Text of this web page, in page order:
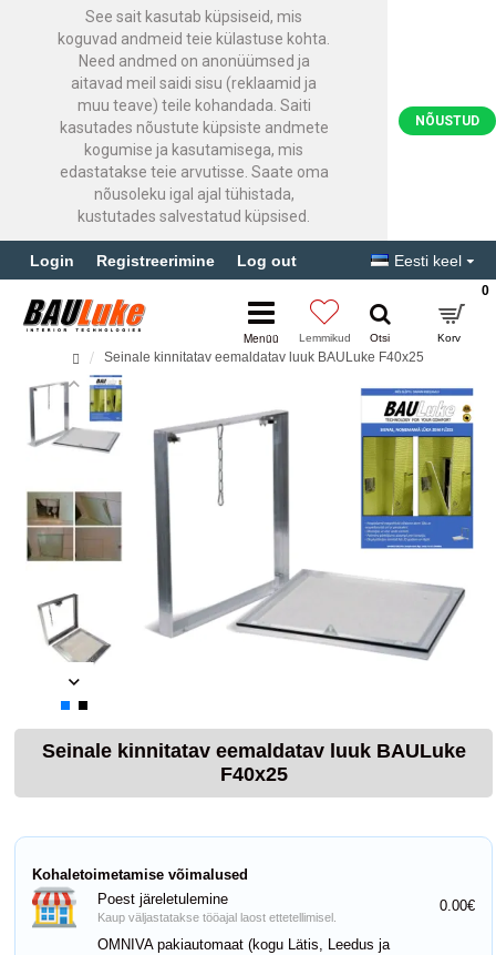
See sait kasutab küpsiseid, mis
koguvad andmeid teie külastuse kohta.
Need andmed on anonüümsed ja
aitavad meil saidi sisu (reklaamid ja
muu teave) teile kohandada. Saiti
kasutades nõustute küpsiste andmete
kogumise ja kasutamisega, mis
edastatakse teie arvutisse. Saate oma
nõusoleku igal ajal tühistada,
kustutades salvestatud küpsised.
NÕUSTUD
Login Registreerimine Log out Eesti keel
0
Seinale kinnitatav eemaldatav luuk BAULuke F40x25
Seinale kinnitatav eemaldatav luuk BAULuke
F40x25
Kohaletoimetamise võimalused
Poest järeletulemine
Kaup väljastatakse tööajal laost ettetellimisel.
0.00€
OMNIVA pakiautomaat (kogu Lätis, Leedus ja